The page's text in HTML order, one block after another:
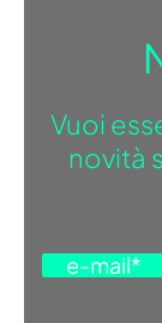
Vuoi
novità